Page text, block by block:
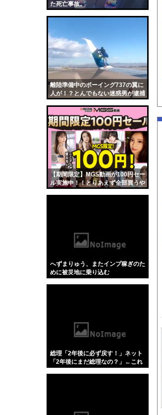
た死亡事故。
離陸準備中のボーイング737の翼に
人が！？とんでもない迷惑男が逮捕
【期間限定】MGS動画が100円セー
ル実施中！！とりあえず全部買うや
へずまりゅう、またインプ稼ぎのた
めに被災地に乗り込む
総理「2年後に必ず戻す！」ネット
「2年後にまだ総理なの？」←これ